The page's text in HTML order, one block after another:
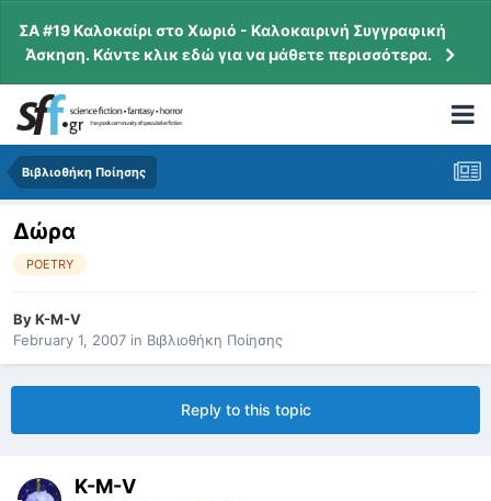
ΣΑ #19 Καλοκαίρι στο Χωριό - Καλοκαιρινή Συγγραφική
Άσκηση. Κάντε κλικ εδώ για να μάθετε περισσότερα.
Βιβλιοθήκη Ποίησης
Δώρα
POETRY
ByK-M-V
February 1, 2007 in Βιβλιοθήκη Ποίησης
Reply to this topic
K-M-V